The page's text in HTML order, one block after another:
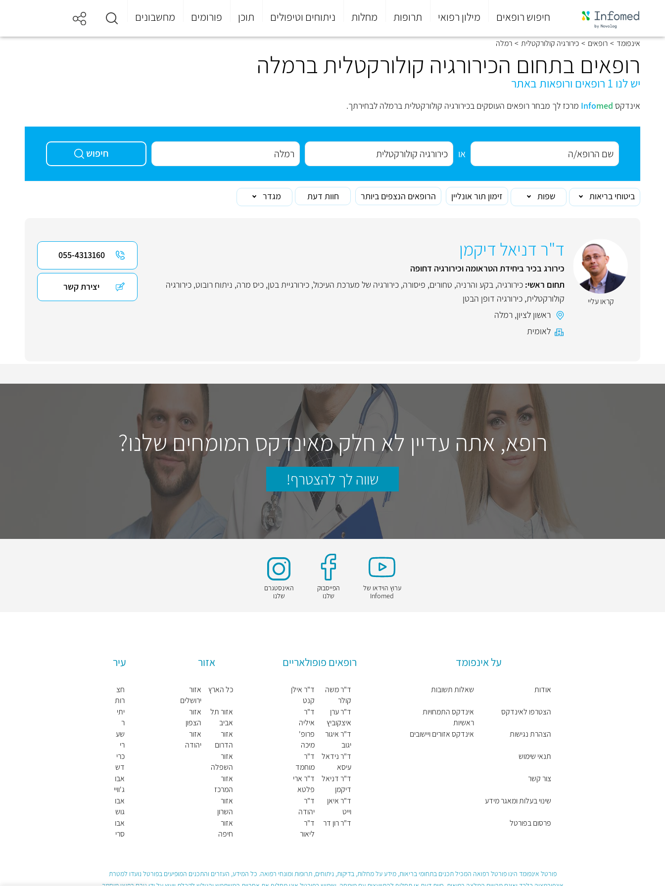
חיפוש רופאים מילון רפואי תרופות מחלות ניתוחים וטיפולים תוכן פורומים מחשבונים
סוף
התפריט
אינפומד > רופאים > כירורגיה קולורקטלית > רמלה
רופאים בתחום הכירורגיה קולורקטלית ברמלה
יש לנו 1 רופאים ורופאות באתר
אינדקס Infomed מרכז לך מבחר רופאים העוסקים בכירורגיה קולורקטלית ברמלה לבחירתך.
או חיפוש
ביטוחי בריאות שפות זימון תור אונליין הרופאים הנצפים ביותר חוות דעת מגדר
קראו עליי
ד"ר דניאל דיקמן
כירורג בכיר ביחידת הטראומה וכירורגיה דחופה
תחום ראשי: כירורגיה, בקע והרניה, טחורים, פיסורה, כירורגיה של מערכת העיכול, כירורגיית בטן, כיס מרה, ניתוח רובוט, כירורגיה
קולורקטלית, כירורגיה דופן הבטן
ראשון לציון, רמלה
לאומית
055-4313160
יצירת קשר
רופא, אתה עדיין לא חלק מאינדקס המומחים שלנו?
שווה לך להצטרף!
ערוץ הוידאו של
Infomed
הפייסבוק
שלנו
האינסטגרם
שלנו
על אינפומד
אודות
הצטרפו לאינדקס
הצהרת נגישות
תנאי שימוש
צור קשר
שינוי בעלות ומאגר מידע
פרסום בפורטל
שאלות תשובות
אינדקס התמחויות
ראשיות
אינדקס אזורים ויישובים
רופאים פופולאריים
ד"ר משה
קולר
ד"ר ערן
איצקוביץ
ד"ר איגור
יגוב
ד"ר נידאל
עיסא
ד"ר דניאל
דיקמן
ד"ר איאן
וייט
ד"ר רון דר
ד"ר אילן
קנט
ד"ר
איליה
פינסק
פרופ'
מיכה
רבאו
ד"ר
מוחמד
כליפה
ד"ר ארי
פלטא
ד"ר
יהודה
קריב
ד"ר
ליאור
אזור
כל הארץ
אזור תל
אביב
אזור
הדרום
אזור
השפלה
אזור
המרכז
אזור
השרון
אזור
חיפה
אזור
ירושלים
אזור
הצפון
אזור
יהודה
עיר
חצ
רות
חול
דה
יתי
ר
שע
רי
תקו
וה
כרי
דש
א
אבו
ג'וויי
עד
(ש
בט)
אבו
גוש
אבו
סרי
פורטל אינפומד הינו פורטל רפואה המכיל תכנים בתחומי בריאות, מידע על מחלות, בדיקות, ניתוחים, תרופות ומונחי רפואה. כל המידע, העזרים והתכנים המופיעים בפורטל נועדו למטרת